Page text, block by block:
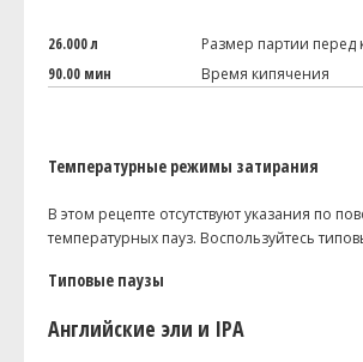
26.000 л
Размер партии перед
90.00 мин
Время кипячения
Температурные режимы затирания
В этом рецепте отсутствуют указания по
температурных пауз. Воспользуйтесь
Типовые паузы
Английские эли и IPA